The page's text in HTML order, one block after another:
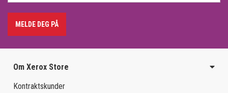
MELDE DEG PÅ
Om Xerox Store
Kontraktskunder